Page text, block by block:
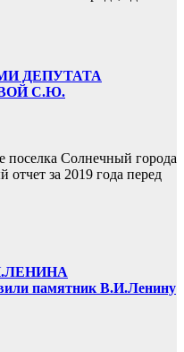
ДЕПУТАТА
С.Ю.
поселка Солнечный города
отчет за 2019 года перед
памятник В.И.Ленину